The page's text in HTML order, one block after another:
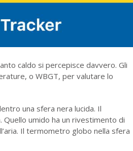
caldo si percepisce davvero. Gli
o WBGT, per valutare lo
una sfera nera lucida. Il
umido ha un rivestimento di
Il termometro globo nella sfera